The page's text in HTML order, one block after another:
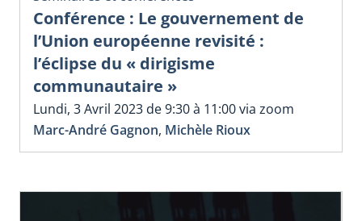
Conférence : Le gouvernement de
l’Union européenne revisité :
l’éclipse du « dirigisme
communautaire »
Lundi, 3 Avril 2023 de 9:30 à 11:00 via zoom
Marc-André Gagnon, Michèle Rioux